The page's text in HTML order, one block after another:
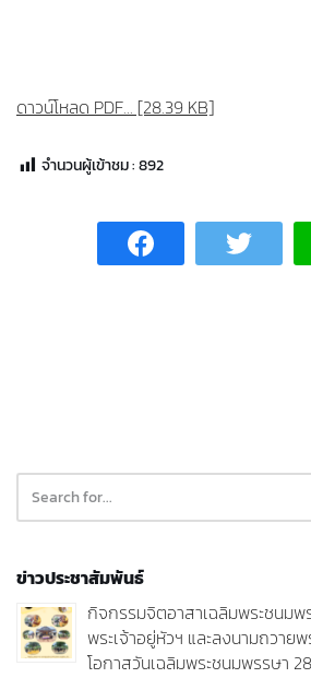
ดาวน์โหลด PDF... [28.39 KB]
จำนวนผู้เข้าชม :892
ข่าวประชาสัมพันธ์
กิจกรรมจิตอาสาเฉลิมพระชนมพ
พระเจ้าอยู่หัวฯ และลงนามถวาย
โอกาสวันเฉลิมพระชนมพรรษา